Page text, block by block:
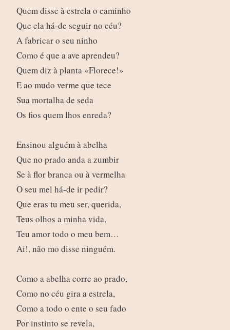
Quem disse à estrela o caminho
Que ela há-de seguir no céu?
A fabricar o seu ninho
Como é que a ave aprendeu?
Quem diz à planta «Florece!»
E ao mudo verme que tece
Sua mortalha de seda
Os fios quem lhos enreda?
Ensinou alguém à abelha
Que no prado anda a zumbir
Se à flor branca ou à vermelha
O seu mel há-de ir pedir?
Que eras tu meu ser, querida,
Teus olhos a minha vida,
Teu amor todo o meu bem…
Ai!, não mo disse ninguém.
Como a abelha corre ao prado,
Como no céu gira a estrela,
Como a todo o ente o seu fado
Por instinto se revela,